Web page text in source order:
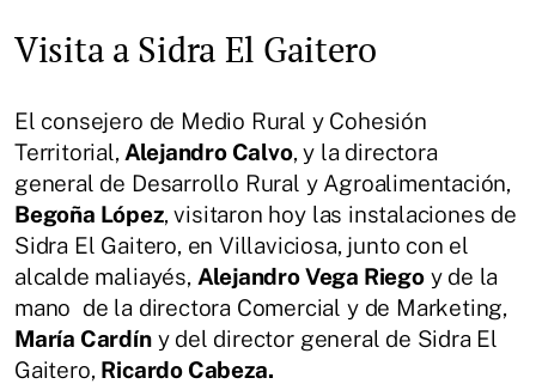
Visita a Sidra El Gaitero
El consejero de Medio Rural y Cohesión
Territorial, Alejandro Calvo, y la directora
general de Desarrollo Rural y Agroalimentación,
Begoña López, visitaron hoy las instalaciones de
Sidra El Gaitero, en Villaviciosa, junto con el
alcalde maliayés, Alejandro Vega Riegoy de la
mano de la directora Comercial y de Marketing,
María Cardíny del director general de Sidra El
Gaitero, Ricardo Cabeza.